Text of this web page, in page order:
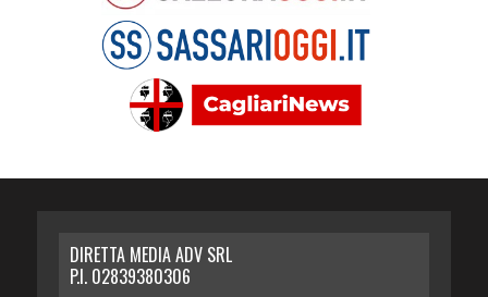
DIRETTA MEDIA ADV SRL
P.I. 02839380306